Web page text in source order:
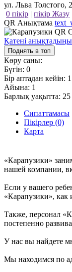
ул. Льва Толстого,
0 пікір | пікір Жазу
QR Анықтама
Қатені
Поднять в топ
Көру саны:
Бүгін: 0
Бір аптадан кейін: 1
Айына: 1
Барлық уақытта: 25
Сипаттамасы
Пікірлер (0)
Карта
«Карапузики»
нашей компании,
Если у вашего
«Карапузики», как
Также, персонал
постепенно
У нас вы найдете
Мы находимся по